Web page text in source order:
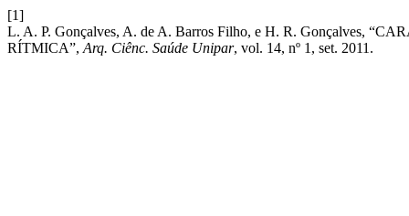
[1]
L. A. P. Gonçalves, A. de A. Barros Filho, e H. R. Gonçalves,
RÍTMICA”, Arq. Ciênc. Saúde Unipar, vol. 14, nº 1, set. 2011.